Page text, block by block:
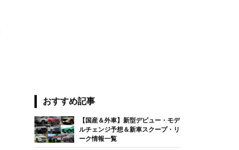
おすすめ記事
【国産＆外車】新型デビュー・モデ
ルチェンジ予想＆新車スクープ・リ
ーク情報一覧